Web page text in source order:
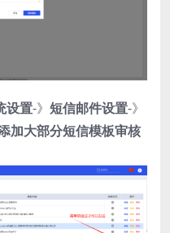
设置-》 短信邮件设置-》
加大部分短信模板审核